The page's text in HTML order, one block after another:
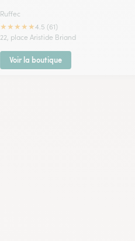
Ruffec
★★★★★4.5 (61)
22, place Aristide Briand
Voir la boutique